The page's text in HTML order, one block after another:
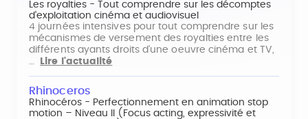
Les royalties - Tout comprendre sur les décomptes
d'exploitation cinéma et audiovisuel
4 journées intensives pour tout comprendre sur les
mécanismes de versement des royalties entre les
différents ayants droits d'une oeuvre cinéma et TV,
…
Lire l'actualité
Rhinoceros
Rhinocéros - Perfectionnement en animation stop
motion – Niveau II (Focus acting, expressivité et